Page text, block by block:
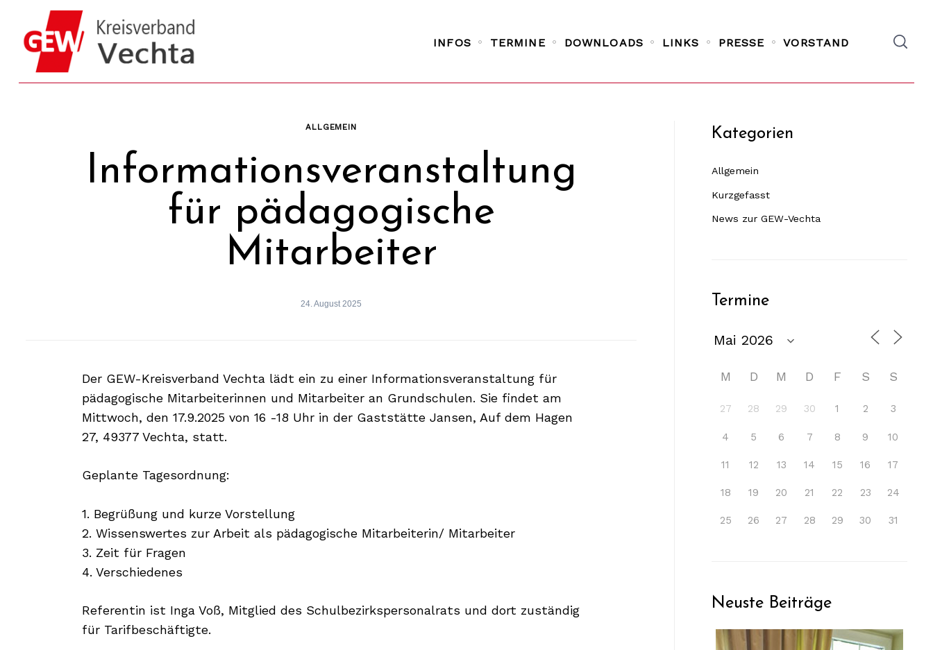
content
INFOS TERMINE DOWNLOADS LINKS PRESSE VORSTAND
ALLGEMEIN
Informationsveranstaltung
für pädagogische
Mitarbeiter
24. August 2025
Der GEW-Kreisverband Vechta lädt ein zu einer Informationsveranstaltung für
pädagogische Mitarbeiterinnen und Mitarbeiter an Grundschulen. Sie findet am
Mittwoch, den 17.9.2025 von 16 -18 Uhr in der Gaststätte Jansen, Auf dem Hagen
27, 49377 Vechta, statt.
Geplante Tagesordnung:
1. Begrüßung und kurze Vorstellung
2. Wissenswertes zur Arbeit als pädagogische Mitarbeiterin/ Mitarbeiter
3. Zeit für Fragen
4. Verschiedenes
Referentin ist Inga Voß, Mitglied des Schulbezirkspersonalrats und dort zuständig
für Tarifbeschäftigte.
Kategorien
Allgemein
Kurzgefasst
News zur GEW-Vechta
Termine
M D M D F S S
27 28 29 30 1 2 3
4 5 6 7 8 9 10
11 12 13 14 15 16 17
18 19 20 21 22 23 24
25 26 27 28 29 30 31
Neuste Beiträge